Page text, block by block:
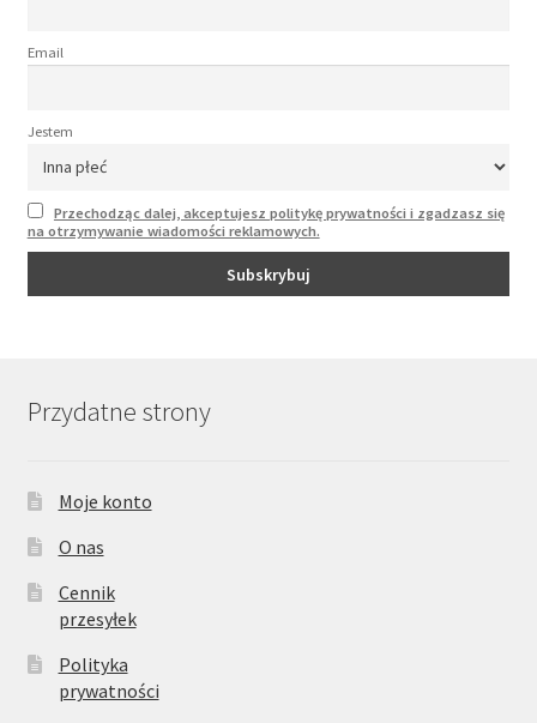
Email
Jestem
Przechodząc dalej, akceptujesz politykę prywatności i zgadzasz się
na otrzymywanie wiadomości reklamowych.
Przydatne strony
Moje konto
O nas
Cennik
przesyłek
Polityka
prywatności